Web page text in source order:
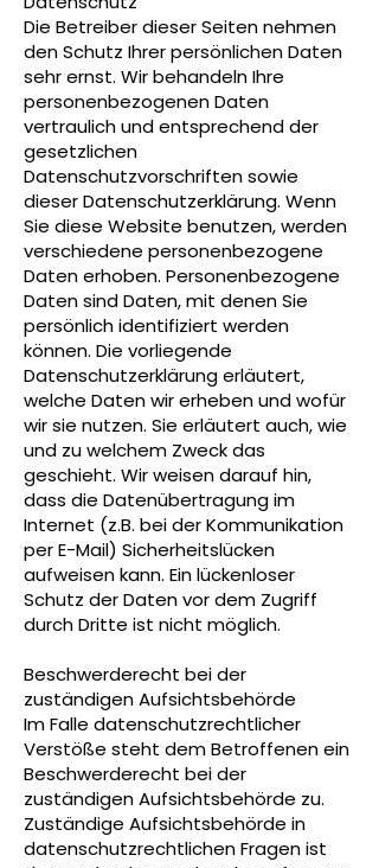
Die Betreiber dieser Seiten nehmen
den Schutz Ihrer persönlichen Daten
sehr ernst. Wir behandeln Ihre
personenbezogenen Daten
vertraulich und entsprechend der
gesetzlichen
Datenschutzvorschriften sowie
dieser Datenschutzerklärung. Wenn
Sie diese Website benutzen, werden
verschiedene personenbezogene
Daten erhoben. Personenbezogene
Daten sind Daten, mit denen Sie
persönlich identifiziert werden
können. Die vorliegende
Datenschutzerklärung erläutert,
welche Daten wir erheben und wofür
wir sie nutzen. Sie erläutert auch, wie
und zu welchem Zweck das
geschieht. Wir weisen darauf hin,
dass die Datenübertragung im
Internet (z.B. bei der Kommunikation
per E-Mail) Sicherheitslücken
aufweisen kann. Ein lückenloser
Schutz der Daten vor dem Zugriff
durch Dritte ist nicht möglich.
Beschwerderecht bei der
zuständigen Aufsichtsbehörde
Im Falle datenschutzrechtlicher
Verstöße steht dem Betroffenen ein
Beschwerderecht bei der
zuständigen Aufsichtsbehörde zu.
Zuständige Aufsichtsbehörde in
datenschutzrechtlichen Fragen ist